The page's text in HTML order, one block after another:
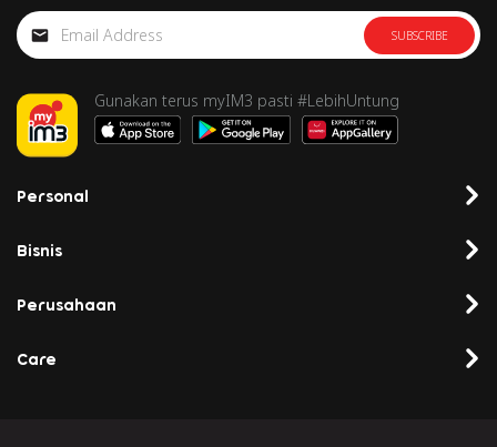
SUBSCRIBE
Gunakan terus myIM3 pasti #LebihUntung
Personal
Bisnis
Perusahaan
Care